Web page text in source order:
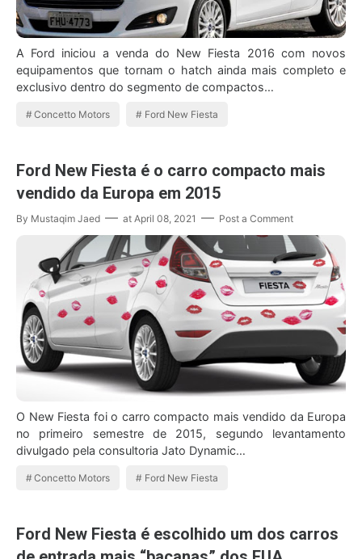
A Ford iniciou a venda do New Fiesta 2016 com novos
equipamentos que tornam o hatch ainda mais completo e
exclusivo dentro do segmento de compactos…
Concetto Motors Ford New Fiesta
Ford New Fiesta é o carro compacto mais
vendido da Europa em 2015
By Mustaqim Jaed at April 08, 2021 Post a Comment
O New Fiesta foi o carro compacto mais vendido da Europa
no primeiro semestre de 2015, segundo levantamento
divulgado pela consultoria Jato Dynamic…
Concetto Motors Ford New Fiesta
Ford New Fiesta é escolhido um dos carros